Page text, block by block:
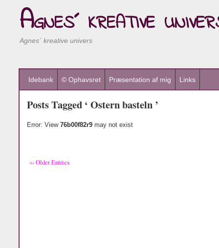
Agnes´ kreative
Agnes´ kreative univers
Idebank © Ophavsret Præsentation af mig Links
Posts Tagged ‘ Ostern basteln ’
Error: View 76b00f82r9 may not exist
«‹ Older Entries